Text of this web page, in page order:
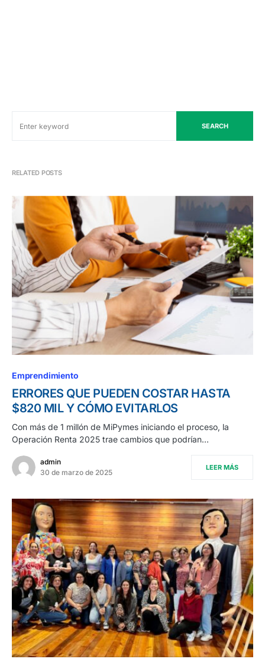
SEARCH
RELATED POSTS
Emprendimiento
ERRORES QUE PUEDEN COSTAR HASTA
$820 MIL Y CÓMO EVITARLOS
Con más de 1 millón de MiPymes iniciando el proceso, la
Operación Renta 2025 trae cambios que podrían…
admin
30 de marzo de 2025
LEER MÁS